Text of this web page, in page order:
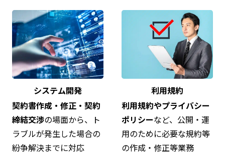
システム開発
契約書作成・修正・契約
締結交渉の場面から、ト
ラブルが発生した場合の
紛争解決までに対応
利用規約
利用規約やプライバシー
ポリシーなど、公開・運
用のために必要な規約等
の作成・修正等業務